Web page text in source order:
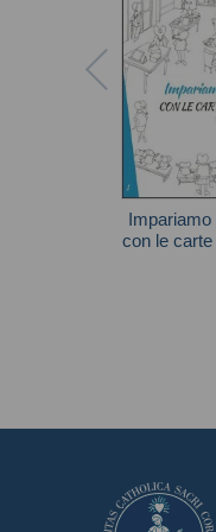
Impariamo
con le